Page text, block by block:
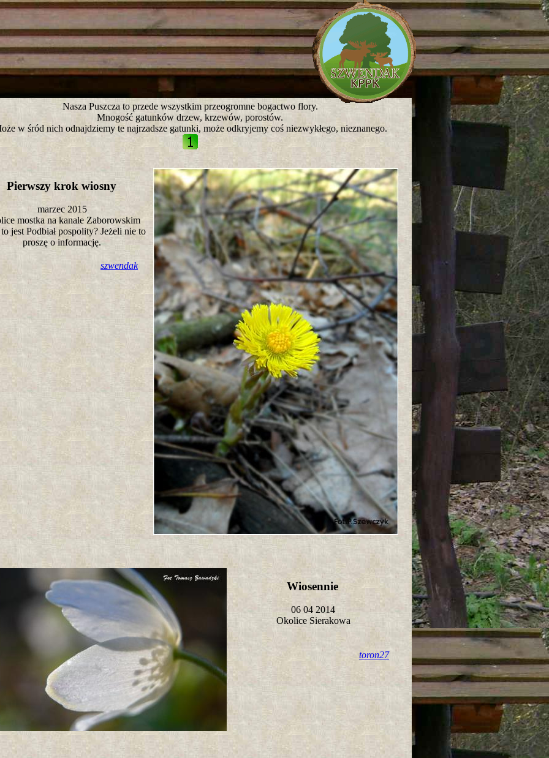
;)
Nasza Puszcza to przede wszystkim przeogromne bogactwo flory.
Mnogość gatunków drzew, krzewów, porostów.
w śród nich odnajdziemy te najrzadsze gatunki, może odkryjemy coś niezwykłego, nieznanego.
Pierwszy krok wiosny
marzec 2015
mostka na kanale Zaborowskim
jest Podbiał pospolity? Jeżeli nie to
proszę o informację.
szwendak
Wiosennie
06 04 2014
Okolice Sierakowa
toron27